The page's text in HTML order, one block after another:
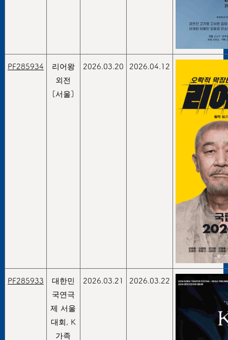
PF285934
리어왕
외전
[서울]
2026.03.20 2026.04.12
PF285933
대한민
국연극
제 서울
대회, K
가족
2026.03.21 2026.03.22